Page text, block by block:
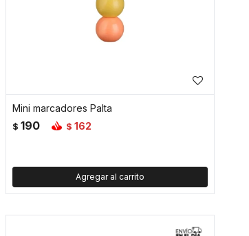
Mini marcadores Palta
$ 190 $ 162